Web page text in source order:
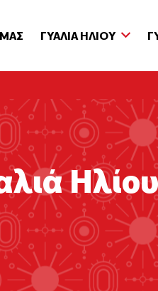
ΓΥΑΛΙΑ ΗΛΙΟΥ
Ηλίου